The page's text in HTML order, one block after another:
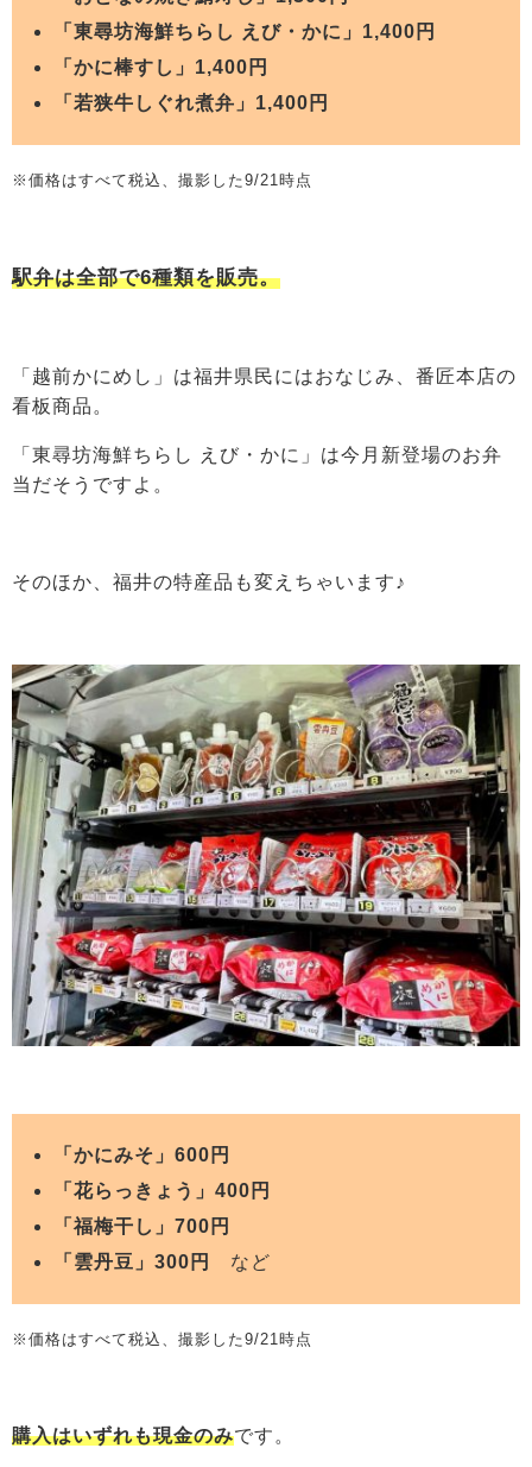
「東尋坊海鮮ちらし えび・かに」1,400円
「かに棒すし」1,400円
「若狭牛しぐれ煮弁」1,400円
※価格はすべて税込、撮影した9/21時点
駅弁は全部で6種類を販売。
「越前かにめし」は福井県民にはおなじみ、番匠本店の
看板商品。
「東尋坊海鮮ちらし えび・かに」は今月新登場のお弁
当だそうですよ。
そのほか、福井の特産品も変えちゃいます♪
「かにみそ」600円
「花らっきょう」400円
「福梅干し」700円
「雲丹豆」300円
など
※価格はすべて税込、撮影した9/21時点
購入はいずれも現金のみです。